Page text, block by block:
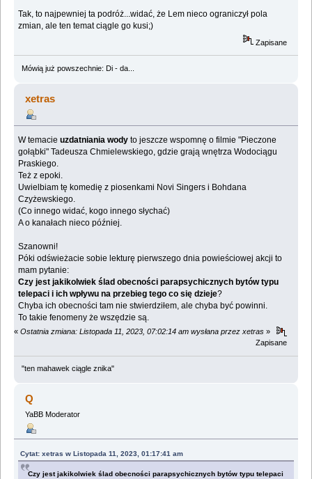
Tak, to najpewniej ta podróż...widać, że Lem nieco ograniczył pola
zmian, ale ten temat ciągle go kusi;)
Zapisane
Mówią już powszechnie: Di - da...
xetras
W temacieuzdatniania wody to jeszcze wspomnę o filmie "Pieczone
gołąbki" Tadeusza Chmielewskiego, gdzie grają wnętrza Wodociągu
Praskiego.
Też z epoki.
Uwielbiam tę komedię z piosenkami Novi Singers i Bohdana
Czyżewskiego.
(Co innego widać, kogo innego słychać)
A o kanałach nieco później.
Szanowni!
Póki odświeżacie sobie lekturę pierwszego dnia powieściowej akcji to
mam pytanie:
Czy jest jakikolwiek ślad obecności parapsychicznych bytów typu
telepaci i ich wpływu na przebieg tego co się dzieje?
Chyba ich obecności tam nie stwierdziłem, ale chyba być powinni.
To takie fenomeny że wszędzie są.
« Ostatnia zmiana: Listopada 11, 2023, 07:02:14 am wysłana przez xetras »
Zapisane
"ten mahawek ciągle znika"
Q
YaBB Moderator
Cytat: xetras w Listopada 11, 2023, 01:17:41 am
Czy jest jakikolwiek ślad obecności parapsychicznych bytów typu telepaci